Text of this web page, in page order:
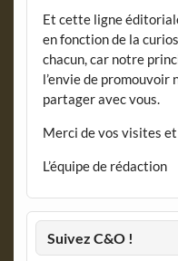
Et cette ligne
en fonction de la
chacun, car notre
l’envie de promouvoir
partager avec vous.
Merci de vos visites
L’équipe de rédaction
Suivez C&O !